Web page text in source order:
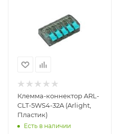
Клемма-коннектор ARL-
CLT-5WS4-32A (Arlight,
Пластик)
Есть в наличии